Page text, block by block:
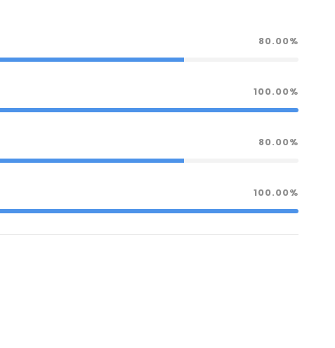
80.00%
100.00%
80.00%
100.00%